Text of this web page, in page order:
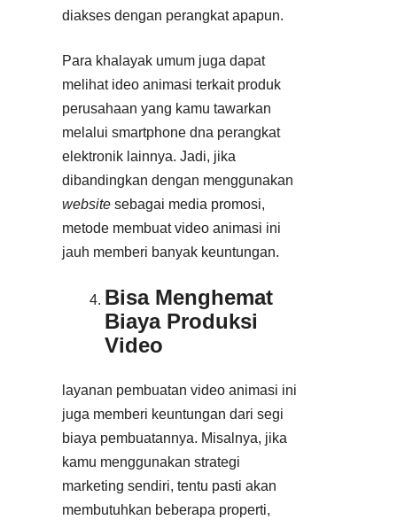
diakses dengan perangkat apapun.
Para khalayak umum juga dapat
melihat ideo animasi terkait produk
perusahaan yang kamu tawarkan
melalui smartphone dna perangkat
elektronik lainnya. Jadi, jika
dibandingkan dengan menggunakan
website sebagai media promosi,
metode membuat video animasi ini
jauh memberi banyak keuntungan.
Bisa Menghemat
Biaya Produksi
Video
layanan pembuatan video animasi ini
juga memberi keuntungan dari segi
biaya pembuatannya. Misalnya, jika
kamu menggunakan strategi
marketing sendiri, tentu pasti akan
membutuhkan beberapa properti,